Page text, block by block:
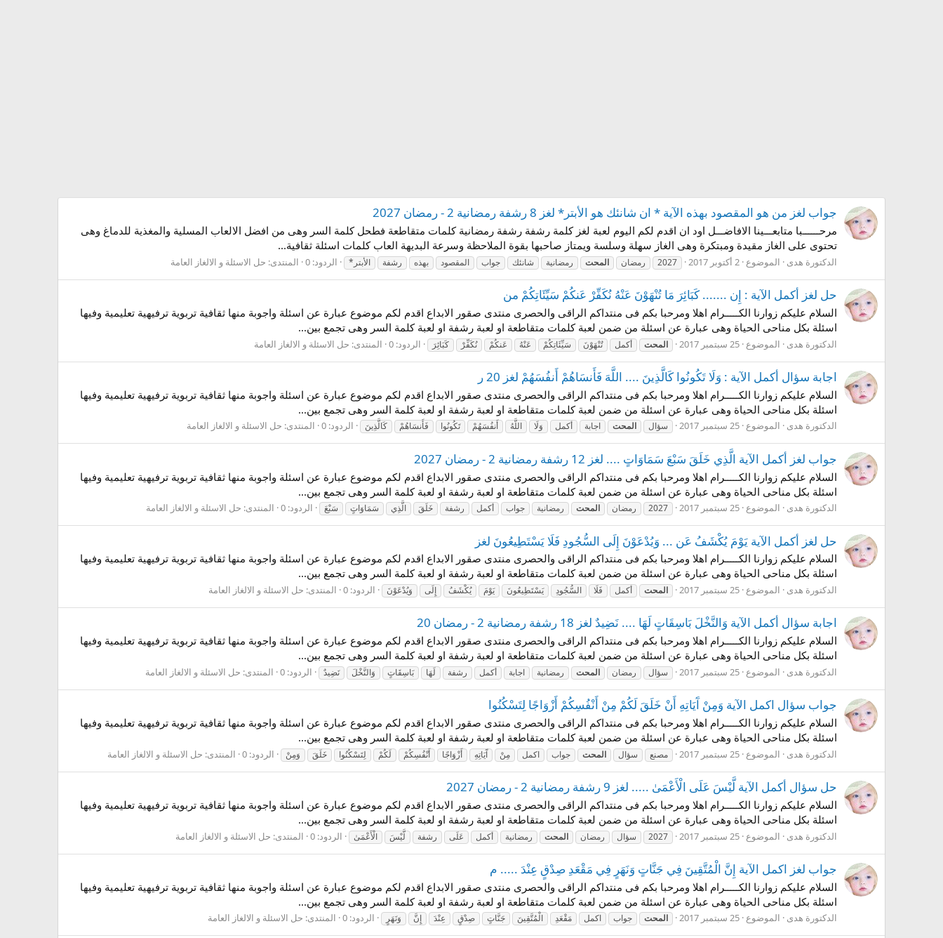
جواب لغز من هو المقصود بهذه الآية * ان شانئك هو الأبتر* لغز 8 رشفة رمضانية 2 - رمضان 2027
مرحــــــبا متابعـــينا الافاضـــل اود ان اقدم لكم اليوم لعبة لغز كلمة رشفة رشفة رمضانية كلمات متقاطعة فطحل كلمة السر وهى من افضل الالعاب المسلية والمغذية للدماغ وهى
تحتوى على الغاز مقيدة ومبتكرة وهى الغاز سهلة وسلسة ويمتاز صاحبها بقوة الملاحظة وسرعة البديهة العاب كلمات اسئلة ثقافية...
الدكتورة هدى الموضوع 2 أكتوبر 2017 2027 رمضان المحت رمضانية شانئك جواب المقصود بهذه رشفة الأبتر* الردود: 0 المنتدى: حل الاسئلة و الالغاز العامة
حل لغز أكمل الآية : إِن ....... كَبَائِرَ مَا تُنْهَوْنَ عَنْهُ نُكَفِّرْ عَنكُمْ سَيِّئَاتِكُمْ من
السلام عليكم زوارنا الكـــــرام اهلا ومرحبا بكم فى منتداكم الراقى والحصرى منتدى صقور الابداع اقدم لكم موضوع عبارة عن اسئلة واجوبة منها ثقافية تربوية ترفيهية تعليمية وفيها
اسئلة بكل مناحى الحياة وهى عبارة عن اسئلة من ضمن لعبة كلمات متقاطعة او لعبة رشفة او لعبة كلمة السر وهى تجمع بين...
الدكتورة هدى الموضوع 25 سبتمبر 2017 المحت أكمل تُنْهَوْنَ سَيِّئَاتِكُمْ عَنْهُ عَنكُمْ نُكَفِّرْ كَبَائِرَ الردود: 0 المنتدى: حل الاسئلة و الالغاز العامة
اجابة سؤال أكمل الآية : وَلَا تَكُونُوا كَالَّذِينَ .... اللَّهَ فَأَنسَاهُمْ أَنفُسَهُمْ لغز 20 ر
السلام عليكم زوارنا الكـــــرام اهلا ومرحبا بكم فى منتداكم الراقى والحصرى منتدى صقور الابداع اقدم لكم موضوع عبارة عن اسئلة واجوبة منها ثقافية تربوية ترفيهية تعليمية وفيها
اسئلة بكل مناحى الحياة وهى عبارة عن اسئلة من ضمن لعبة كلمات متقاطعة او لعبة رشفة او لعبة كلمة السر وهى تجمع بين...
الدكتورة هدى الموضوع 25 سبتمبر 2017 سؤال المحت اجابة أكمل وَلَا اللَّهُ أَنفُسَهُمْ تَكُونُوا فَأَنسَاهُمْ كَالَّذِينَ الردود: 0 المنتدى: حل الاسئلة و الالغاز العامة
جواب لغز أكمل الآية الَّذِي خَلَقَ سَبْعَ سَمَاوَاتٍ .... لغز 12 رشفة رمضانية 2 - رمضان 2027
السلام عليكم زوارنا الكـــــرام اهلا ومرحبا بكم فى منتداكم الراقى والحصرى منتدى صقور الابداع اقدم لكم موضوع عبارة عن اسئلة واجوبة منها ثقافية تربوية ترفيهية تعليمية وفيها
اسئلة بكل مناحى الحياة وهى عبارة عن اسئلة من ضمن لعبة كلمات متقاطعة او لعبة رشفة او لعبة كلمة السر وهى تجمع بين...
الدكتورة هدى الموضوع 25 سبتمبر 2017 2027 رمضان المحت رمضانية جواب أكمل رشفة خَلَقَ الَّذِي سَمَاوَاتٍ سَبْعَ الردود: 0 المنتدى: حل الاسئلة و الالغاز العامة
حل لغز أكمل الآية يَوْمَ يُكْشَفُ عَن ... وَيُدْعَوْنَ إِلَى السُّجُودِ فَلَا يَسْتَطِيعُونَ لغز
السلام عليكم زوارنا الكـــــرام اهلا ومرحبا بكم فى منتداكم الراقى والحصرى منتدى صقور الابداع اقدم لكم موضوع عبارة عن اسئلة واجوبة منها ثقافية تربوية ترفيهية تعليمية وفيها
اسئلة بكل مناحى الحياة وهى عبارة عن اسئلة من ضمن لعبة كلمات متقاطعة او لعبة رشفة او لعبة كلمة السر وهى تجمع بين...
الدكتورة هدى الموضوع 25 سبتمبر 2017 المحت أكمل فَلَا السُّجُودِ يَسْتَطِيعُونَ يَوْمَ يُكْشَفُ إِلَى وَيُدْعَوْنَ الردود: 0 المنتدى: حل الاسئلة و الالغاز العامة
اجابة سؤال أكمل الآية وَالنَّخْلَ بَاسِقَاتٍ لَهَا .... نَضِيدٌ لغز 18 رشفة رمضانية 2 - رمضان 20
السلام عليكم زوارنا الكـــــرام اهلا ومرحبا بكم فى منتداكم الراقى والحصرى منتدى صقور الابداع اقدم لكم موضوع عبارة عن اسئلة واجوبة منها ثقافية تربوية ترفيهية تعليمية وفيها
اسئلة بكل مناحى الحياة وهى عبارة عن اسئلة من ضمن لعبة كلمات متقاطعة او لعبة رشفة او لعبة كلمة السر وهى تجمع بين...
الدكتورة هدى الموضوع 25 سبتمبر 2017 سؤال رمضان المحت رمضانية اجابة أكمل رشفة لَهَا بَاسِقَاتٍ وَالنَّخْلَ نَضِيدٌ الردود: 0 المنتدى: حل الاسئلة و الالغاز العامة
جواب سؤال اكمل الآية وَمِنْ آَيَاتِهِ أَنْ خَلَقَ لَكُمْ مِنْ أَنْفُسِكُمْ أَزْوَاجًا لِتَسْكُنُوا
السلام عليكم زوارنا الكـــــرام اهلا ومرحبا بكم فى منتداكم الراقى والحصرى منتدى صقور الابداع اقدم لكم موضوع عبارة عن اسئلة واجوبة منها ثقافية تربوية ترفيهية تعليمية وفيها
اسئلة بكل مناحى الحياة وهى عبارة عن اسئلة من ضمن لعبة كلمات متقاطعة او لعبة رشفة او لعبة كلمة السر وهى تجمع بين...
الدكتورة هدى الموضوع 25 سبتمبر 2017 مصنع سؤال المحت جواب اكمل مِنْ آَيَاتِهِ أَزْوَاجًا أَنْفُسِكُمْ لَكُمْ لِتَسْكُنُوا خَلَقَ وَمِنْ الردود: 0 المنتدى: حل الاسئلة و الالغاز العامة
حل سؤال أكمل الآية لَّيْسَ عَلَى الْأَعْمَىٰ ..... لغز 9 رشفة رمضانية 2 - رمضان 2027
السلام عليكم زوارنا الكـــــرام اهلا ومرحبا بكم فى منتداكم الراقى والحصرى منتدى صقور الابداع اقدم لكم موضوع عبارة عن اسئلة واجوبة منها ثقافية تربوية ترفيهية تعليمية وفيها
اسئلة بكل مناحى الحياة وهى عبارة عن اسئلة من ضمن لعبة كلمات متقاطعة او لعبة رشفة او لعبة كلمة السر وهى تجمع بين...
الدكتورة هدى الموضوع 25 سبتمبر 2017 2027 سؤال رمضان المحت رمضانية أكمل عَلَى رشفة لَّيْسَ الْأَعْمَىٰ الردود: 0 المنتدى: حل الاسئلة و الالغاز العامة
جواب لغز اكمل الآية إِنَّ الْمُتَّقِينَ فِي جَنَّاتٍ وَنَهَرٍ فِي مَقْعَدِ صِدْقٍ عِنْدَ ..... م
السلام عليكم زوارنا الكـــــرام اهلا ومرحبا بكم فى منتداكم الراقى والحصرى منتدى صقور الابداع اقدم لكم موضوع عبارة عن اسئلة واجوبة منها ثقافية تربوية ترفيهية تعليمية وفيها
اسئلة بكل مناحى الحياة وهى عبارة عن اسئلة من ضمن لعبة كلمات متقاطعة او لعبة رشفة او لعبة كلمة السر وهى تجمع بين...
الدكتورة هدى الموضوع 25 سبتمبر 2017 المحت جواب اكمل مَقْعَدِ الْمُتَّقِينَ جَنَّاتٍ صِدْقٍ عِنْدَ إِنَّ وَنَهَرٍ الردود: 0 المنتدى: حل الاسئلة و الالغاز العامة